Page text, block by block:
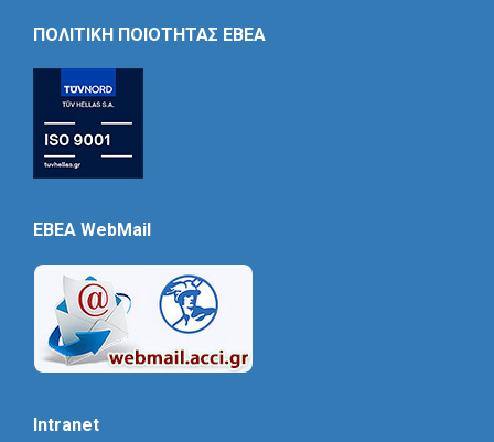
ΠΟΛΙΤΙΚΗ ΠΟΙΟΤΗΤΑΣ ΕΒΕΑ
EBEA WebMail
Intranet